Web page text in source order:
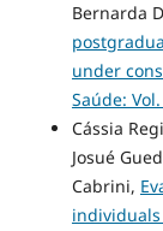
Bernarda
under
Saúde:
Cássia
Josué
Cabrini,